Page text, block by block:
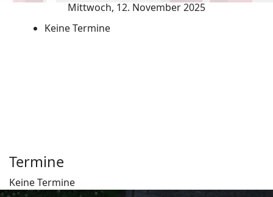
Mittwoch, 12. November 2025
Keine Termine
Termine
Keine Termine